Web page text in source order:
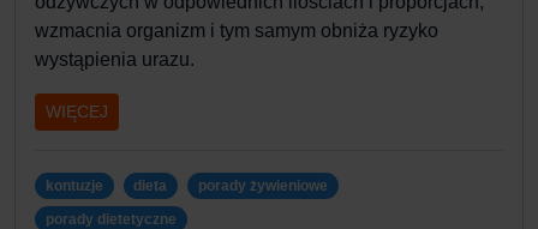
wzmacnia organizm i tym samym obniża ryzyko
wystąpienia urazu.
WIĘCEJ
kontuzje dieta porady żywieniowe
porady dietetyczne